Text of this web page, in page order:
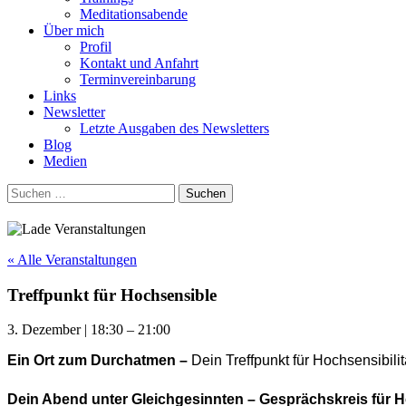
Meditationsabende
Über mich
Profil
Kontakt und Anfahrt
Terminvereinbarung
Links
Newsletter
Letzte Ausgaben des Newsletters
Blog
Medien
Suchen
nach:
« Alle Veranstaltungen
Treffpunkt für Hochsensible
3. Dezember | 18:30 – 21:00
Ein Ort zum Durchatmen – Dein Treffpunkt für
Dein Abend unter Gleichgesinnten – Gesprächskreis für